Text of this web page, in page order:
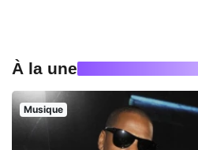
À la une
Musique